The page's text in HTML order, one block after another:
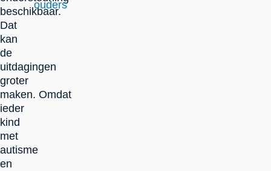
beschikbaar.
Dat
kan
de
uitdagingen
groter
maken. Omdat
ieder
kind
met
autisme
en
ouders